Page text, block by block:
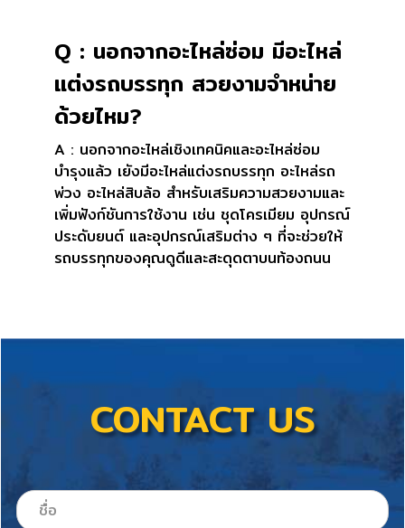
Q : นอกจากอะไหล่ซ่อม มีอะไหล่
แต่งรถบรรทุก สวยงามจำหน่าย
ด้วยไหม?
A : นอกจากอะไหล่เชิงเทคนิคและอะไหล่ซ่อม
บำรุงแล้ว เยังมีอะไหล่แต่งรถบรรทุก อะไหล่รถ
พ่วง อะไหล่สิบล้อ สำหรับเสริมความสวยงามและ
เพิ่มฟังก์ชันการใช้งาน เช่น ชุดโครเมียม อุปกรณ์
ประดับยนต์ และอุปกรณ์เสริมต่าง ๆ ที่จะช่วยให้
รถบรรทุกของคุณดูดีและสะดุดตาบนท้องถนน
CONTACT US